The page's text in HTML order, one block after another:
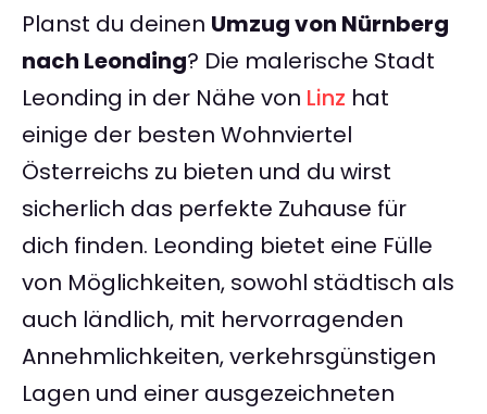
Planst du deinen Umzug von Nürnberg
nach Leonding? Die malerische Stadt
Leonding in der Nähe von Linz hat
einige der besten Wohnviertel
Österreichs zu bieten und du wirst
sicherlich das perfekte Zuhause für
dich finden. Leonding bietet eine Fülle
von Möglichkeiten, sowohl städtisch als
auch ländlich, mit hervorragenden
Annehmlichkeiten, verkehrsgünstigen
Lagen und einer ausgezeichneten